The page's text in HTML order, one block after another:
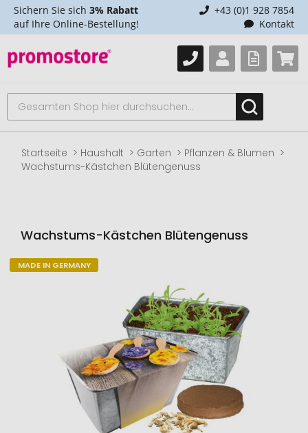
Sichern Sie sich 3% Rabatt
auf Ihre Online-Bestellung!
+43 (0)1 928 7854
Kontakt
Startseite Haushalt Garten
Pflanzen & Blumen
Wachstums-Kästchen Blütengenuss
Wachstums-Kästchen Blütengenuss
Zum
MADE IN GERMANY